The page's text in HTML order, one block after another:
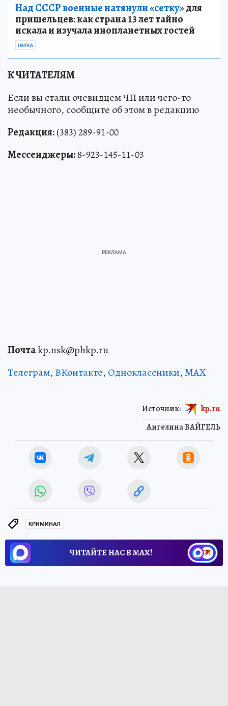
Над СССР военные натянули «сетку»для
пришельцев: как страна 13 лет тайно
искала и изучала инопланетных гостей
НАУКА
К ЧИТАТЕЛЯМ
Если вы стали очевидцем ЧП или чего-то
необычного, сообщите об этом в редакцию
Редакция:(383) 289-91-00
Мессенджеры:8-923-145-11-03
Почтаkp.nsk@phkp.ru
Телеграм, ВКонтакте, Одноклассники,MAX
Ангелина ВАЙГЕЛЬ
Источник: kp.ru
КРИМИНАЛ
ЧИТАЙТЕ НАС В МАХ!